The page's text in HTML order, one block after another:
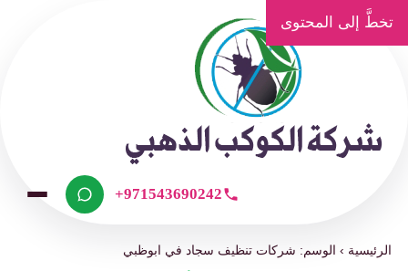
تخطَّ إلى المحتوى
+971543690242
الرئيسية ›الوسم: شركات تنظيف سجاد في ابوظبي